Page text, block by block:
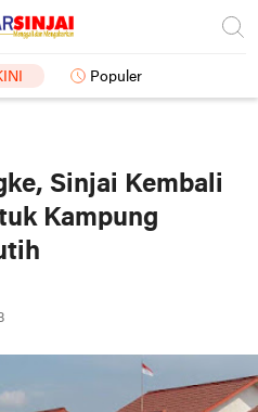
Populer
Sinjai Kembali
Kampung